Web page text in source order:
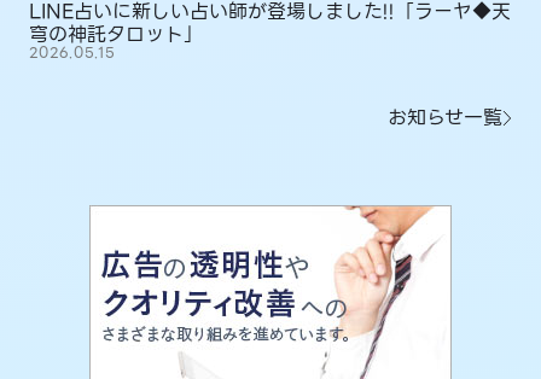
LINE占いに新しい占い師が登場しました!!「ラーヤ◆天
穹の神託タロット」
2026.05.15
お知らせ一覧